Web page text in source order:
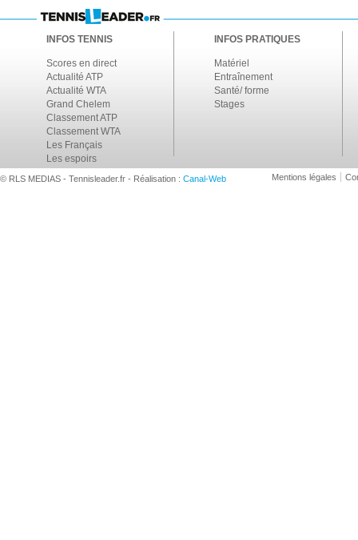
INFOS TENNIS
Scores en direct
Actualité ATP
Actualité WTA
Grand Chelem
Classement ATP
Classement WTA
Les Français
Les espoirs
INFOS PRATIQUES
Matériel
Entraînement
Santé/ forme
Stages
© RLS MEDIAS - Tennisleader.fr - Réalisation : Canal-Web Mentions légales